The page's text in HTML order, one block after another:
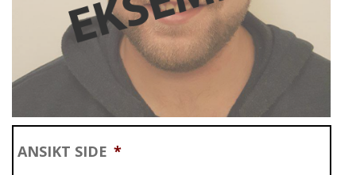
ANSIKT SIDE *